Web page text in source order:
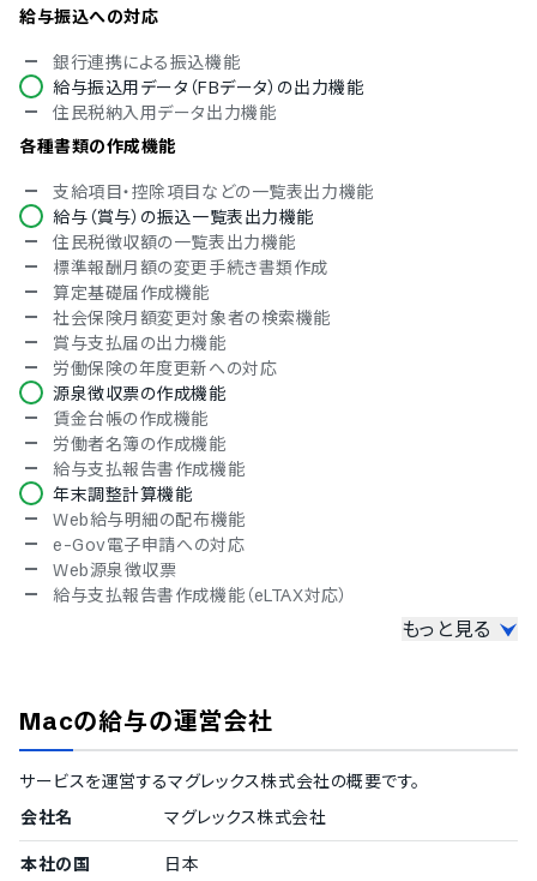
タイ語
給与振込への対応
銀行連携による振込機能
給与振込用データ（FBデータ）の出力機能
住民税納入用データ出力機能
各種書類の作成機能
支給項目・控除項目などの一覧表出力機能
給与（賞与）の振込一覧表出力機能
住民税徴収額の一覧表出力機能
標準報酬月額の変更手続き書類作成
算定基礎届作成機能
社会保険月額変更対象者の検索機能
賞与支払届の出力機能
労働保険の年度更新への対応
源泉徴収票の作成機能
賃金台帳の作成機能
労働者名簿の作成機能
給与支払報告書作成機能
年末調整計算機能
Web給与明細の配布機能
e-Gov電子申請への対応
Web源泉徴収票
給与支払報告書作成機能（eLTAX対応）
時給制
人事情報の管理機能
途中入社・退職者の表示アシスト機能
退職金の管理機能
もっと見る
Macの給与の運営会社
サービスを運営するマグレックス株式会社の概要です。
会社名
マグレックス株式会社
本社の国 日本